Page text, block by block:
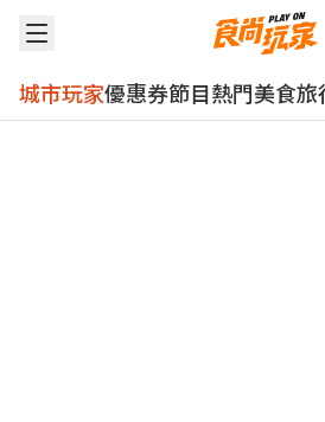
城市玩家優惠券節目熱門美食旅